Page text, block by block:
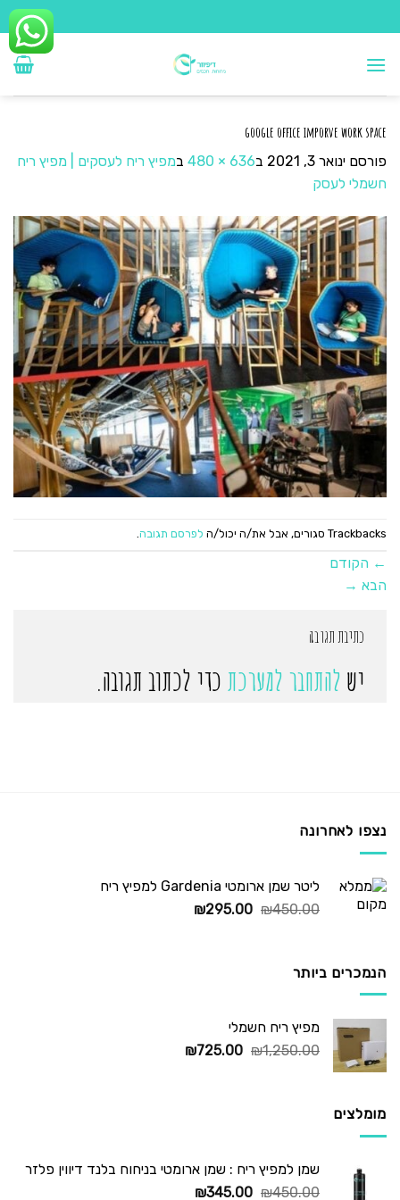
to
content
google office imporve work space
פורסם ינואר 3, 2021 ב636 × 480 במפיץ ריח לעסקים | מפיץ ריח
חשמלי לעסק
Trackbacks סגורים, אבל את/ה יכול/ה לפרסם תגובה.
← הקודם
הבא →
כתיבת תגובה
יש להתחבר למערכת כדי לכתוב תגובה.
נצפו לאחרונה
ליטר שמן ארומטי Gardenia למפיץ ריח
₪450.00
המחיר
₪295.00
המחיר
הנמכרים ביותר
מפיץ ריח חשמלי
₪1,250.00
המחיר
₪725.00
המחיר
מומלצים
שמן למפיץ ריח : שמן ארומטי בניחוח בלנד דיווין פלזר
₪450.00
המחיר
₪345.00
המחיר